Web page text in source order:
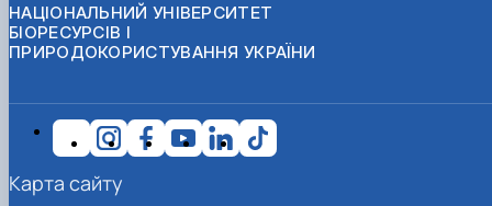
НАЦІОНАЛЬНИЙ УНІВЕРСИТЕТ
БІОРЕСУРСІВ І
ПРИРОДОКОРИСТУВАННЯ УКРАЇНИ
Карта сайту